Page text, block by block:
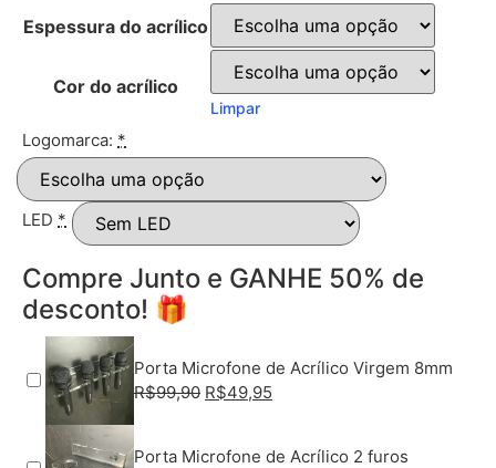
Espessura do acrílico
Cor do acrílico
Limpar
Logomarca: *
LED *
Compre Junto e GANHE 50% de
desconto! 🎁
Porta Microfone de Acrílico Virgem 8mm
R$99,90 R$49,95
Porta Microfone de Acrílico 2 furos